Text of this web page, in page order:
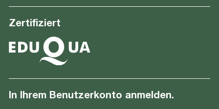
Zertifiziert
In Ihrem Benutzerkonto anmelden.